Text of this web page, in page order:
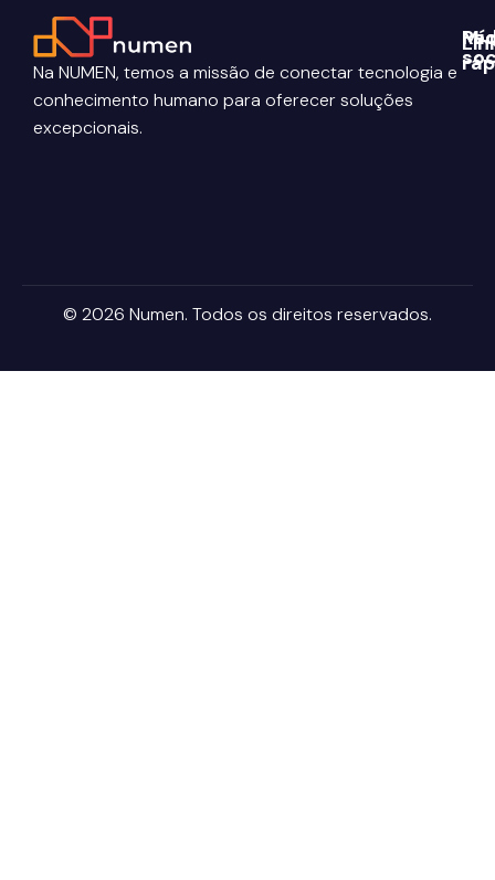
Na NUMEN, temos a missão de conectar tecnologia e
conhecimento humano para oferecer soluções
excepcionais.
© 2026 Numen. Todos os direitos reservados.